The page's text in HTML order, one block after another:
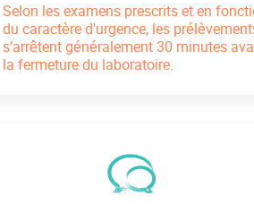
Selon les examens prescrits et en
du caractère d'urgence, les
s’arrêtent généralement 30 minutes
la fermeture du laboratoire.